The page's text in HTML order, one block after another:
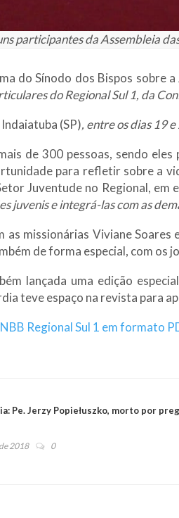
participantes da Assembleia
do Sínodo dos Bispos sobre
do Regional Sul 1, da
Indaiatuba (SP), entre os dias 19
de 300 pessoas, sendo
para refletir sobre a
Juventude no Regional, em
juvenis e integrá-las com as
as missionárias Viviane
de forma especial, com os
lançada uma edição
teve espaço na revista para
Regional Sul 1 em formato
Pe. Jerzy Popiełuszko, morto por
2018 0